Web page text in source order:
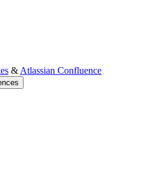
& Atlassian Confluence